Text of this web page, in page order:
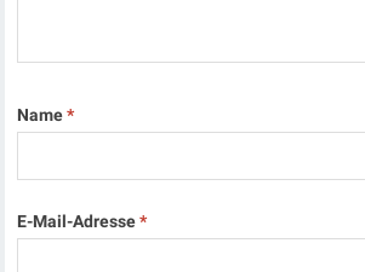
Name*
E-Mail-Adresse*